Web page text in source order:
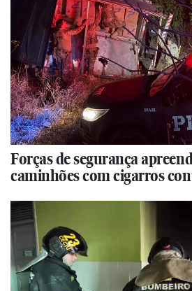
Forças de segurança
caminhões com cigarros